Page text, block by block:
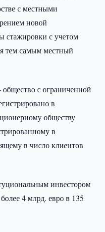
с местными
новой
стажировки с учетом
тем самым местный
с ограниченной
в
обществу
в
в число клиентов
инвестором
4 млрд. евро в 135